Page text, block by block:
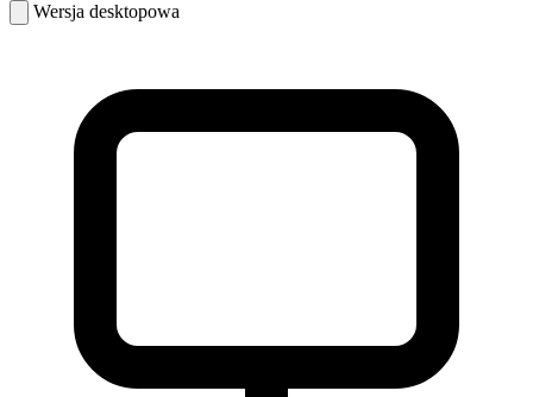
Wersja desktopowa